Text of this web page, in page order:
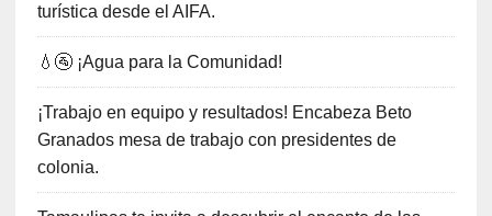
turística desde el AIFA.
💧🚰 ¡Agua para la Comunidad!
¡Trabajo en equipo y resultados! Encabeza Beto
Granados mesa de trabajo con presidentes de
colonia.